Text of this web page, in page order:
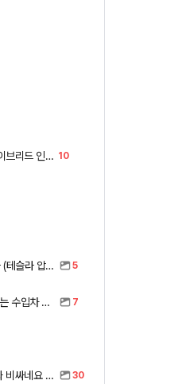
한 번만 도와주세요 ㅜㅜ 아반떼 하이브리드 인스 vs 폭스바겐 골프 10
자자 7월 수입차 판매량 나왔습니다 (테슬라 압도적) 5
아반떼 하브 풀옵 가격으로 살 수 있는 수입차 모아봤습니다 (중고 포함) 7
아반떼 풀체인지 가격 나왔는데 진짜 비싸네요 ㅎㅎ 30